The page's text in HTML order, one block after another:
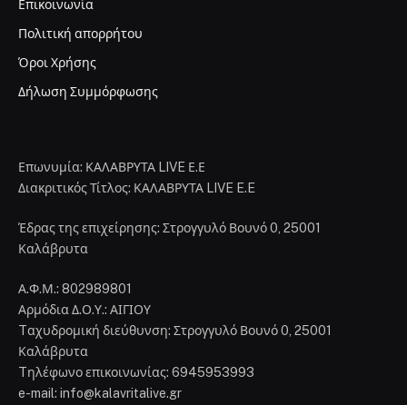
Επικοινωνία
Πολιτική απορρήτου
Όροι Χρήσης
Δήλωση Συμμόρφωσης
Επωνυμία: ΚΑΛΑΒΡΥΤΑ LIVE Ε.Ε
Διακριτικός Τίτλος: ΚΑΛΑΒΡΥΤΑ LIVE E.E
Έδρας της επιχείρησης: Στρογγυλό Βουνό 0, 25001
Καλάβρυτα
Α.Φ.Μ.: 802989801
Αρμόδια Δ.Ο.Υ.: ΑΙΓΙΟΥ
Tαχυδρομική διεύθυνση: Στρογγυλό Βουνό 0, 25001
Καλάβρυτα
Tηλέφωνο επικοινωνίας: 6945953993
e-mail: info@kalavritalive.gr